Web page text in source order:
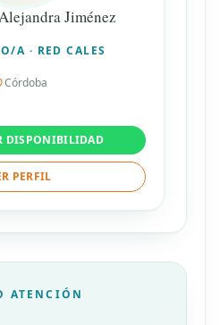
Jiménez
A · RED CALES
Córdoba
DISPONIBILIDAD
PERFIL
ATENCIÓN